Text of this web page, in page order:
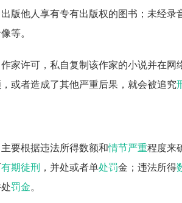
版他人享有专有出版权的图书；未经录
等。
家许可，私自复制该作家的小说并在网
或者造成了其他严重后果，就会被追究
主要根据违法所得数额和情节严重程度来
有期徒刑 ，并处或者单处罚金；违法所得
罚金。